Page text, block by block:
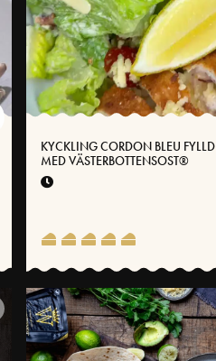
KYCKLING CORDON BLEU FYLLD
MED VÄSTERBOTTENSOST®